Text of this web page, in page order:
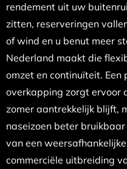
rendement uit uw
zitten, reserveringen
of wind en u benut meer
Nederland maakt die
omzet en continuïteit. Een
overkapping zorgt ervoor
zomer aantrekkelijk blijft,
naseizoen beter
van een
commerciële uitbreiding